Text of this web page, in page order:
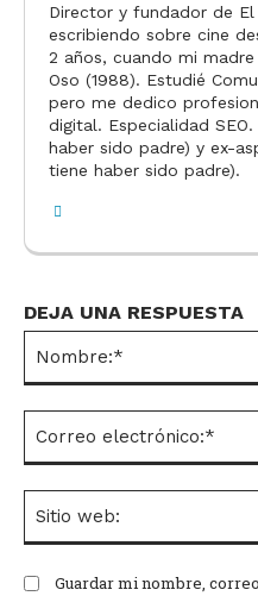
Director y fundador de
escribiendo sobre cine
2 años, cuando mi
Oso (1988). Estudié
pero me dedico
digital. Especialidad
haber sido padre) y ex-
tiene haber sido padre).
DEJA UNA RESPUESTA
Guardar mi nombre,